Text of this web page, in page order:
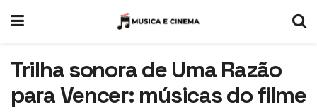
Trilha sonora de Uma Razão
para Vencer: músicas do filme